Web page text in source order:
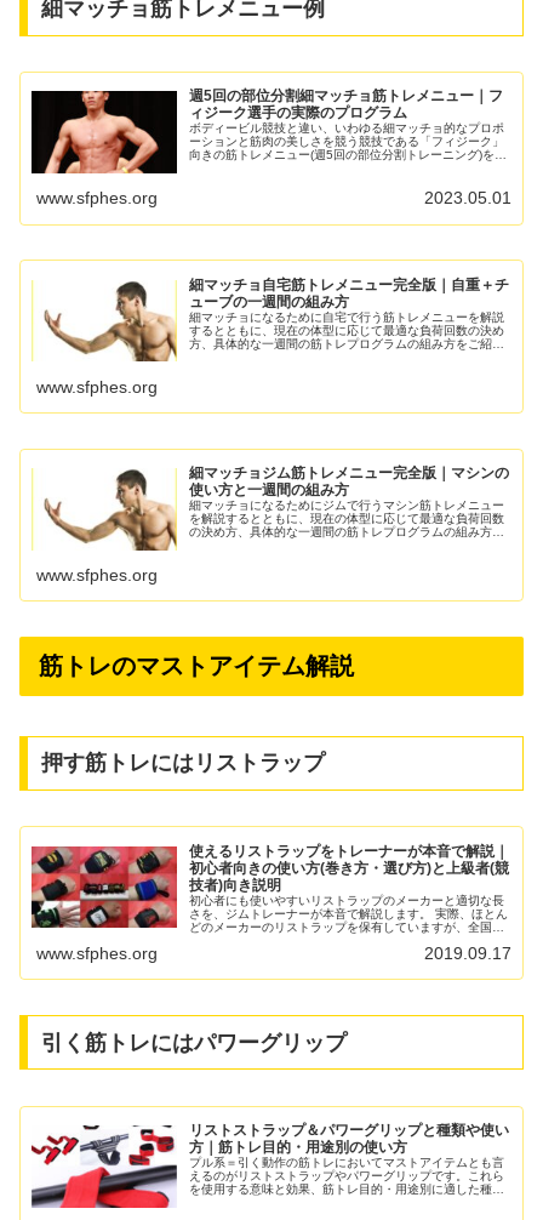
細マッチョ筋トレメニュー例
週5回の部位分割細マッチョ筋トレメニュー｜フ
ィジーク選手の実際のプログラム
ボディービル競技と違い、いわゆる細マッチョ的なプロポ
ーションと筋肉の美しさを競う競技である「フィジーク」
向きの筋トレメニュー(週5回の部位分割トレーニング)を、
www.sfphes.org 2023.05.01
細マッチョ自宅筋トレメニュー完全版｜自重＋チ
ューブの一週間の組み方
細マッチョになるために自宅で行う筋トレメニューを解説
するとともに、現在の体型に応じて最適な負荷回数の決め
方、具体的な一週間の筋トレプログラムの組み方をご紹介
www.sfphes.org
細マッチョジム筋トレメニュー完全版｜マシンの
使い方と一週間の組み方
細マッチョになるためにジムで行うマシン筋トレメニュー
を解説するとともに、現在の体型に応じて最適な負荷回数
の決め方、具体的な一週間の筋トレプログラムの組み方を
www.sfphes.org
筋トレのマストアイテム解説
押す筋トレにはリストラップ
使えるリストラップをトレーナーが本音で解説｜
初心者向きの使い方(巻き方・選び方)と上級者(競
技者)向き説明
初心者にも使いやすいリストラップのメーカーと適切な長
さを、ジムトレーナーが本音で解説します。 実際、ほとん
どのメーカーのリストラップを保有していますが、全国的
www.sfphes.org 2019.09.17
引く筋トレにはパワーグリップ
リストストラップ＆パワーグリップと種類や使い
方｜筋トレ目的・用途別の使い方
プル系＝引く動作の筋トレにおいてマストアイテムとも言
えるのがリストストラップやパワーグリップです。これら
を使用する意味と効果、筋トレ目的・用途別に適した種類